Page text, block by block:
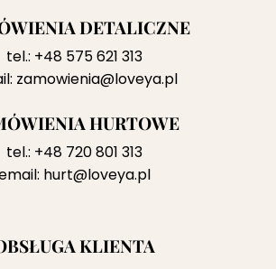
DETALICZNE
tel.: +48 575 621 313
zamowienia@loveya.pl
HURTOWE
tel.: +48 720 801 313
hurt@loveya.pl
KLIENTA